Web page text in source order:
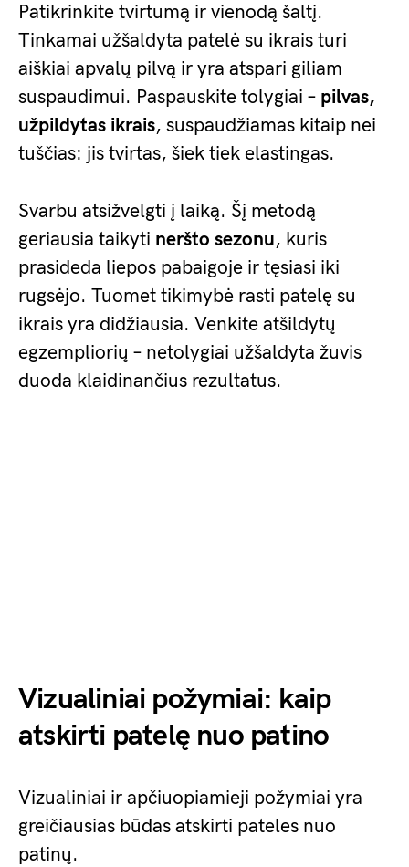
Patikrinkite tvirtumą ir vienodą šaltį.
Tinkamai užšaldyta patelė su ikrais turi
aiškiai apvalų pilvą ir yra atspari giliam
suspaudimui. Paspauskite tolygiai – pilvas,
užpildytas ikrais, suspaudžiamas kitaip nei
tuščias: jis tvirtas, šiek tiek elastingas.
Svarbu atsižvelgti į laiką. Šį metodą
geriausia taikyti neršto sezonu, kuris
prasideda liepos pabaigoje ir tęsiasi iki
rugsėjo. Tuomet tikimybė rasti patelę su
ikrais yra didžiausia. Venkite atšildytų
egzempliorių – netolygiai užšaldyta žuvis
duoda klaidinančius rezultatus.
Vizualiniai požymiai: kaip
atskirti patelę nuo patino
Vizualiniai ir apčiuopiamieji požymiai yra
greičiausias būdas atskirti pateles nuo
patinų.